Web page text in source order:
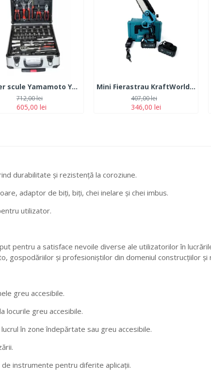
Troller scule Yamamoto YM-399, 399 Piese
605,00 lei
712,00 lei
Mini Fierastrau KraftWorld GXT cu 2 Acumulatori, 38V, 10Ah, Lama 18 CM
346,00 lei
407,00 lei
durabilitate și rezistență la coroziune.
adaptor de biți, biți, chei inelare și chei imbus.
utilizator.
pentru a satisface nevoile diverse ale utilizatorilor în
gospodăriilor și profesioniștilor din domeniul construcțiilor și
greu accesibile.
locurile greu accesibile.
în zone îndepărtate sau greu accesibile.
instrumente pentru diferite aplicații.